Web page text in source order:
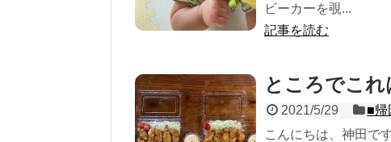
ビーカーを覗...
記事を読む
ところでこ
2021/5/29 ■帰
こんにちは、神田で